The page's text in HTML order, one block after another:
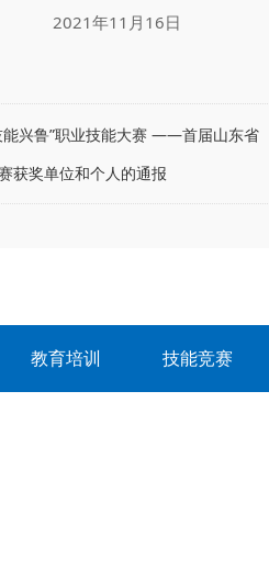
月16日
能兴鲁”职业技能大赛 ——首届山东省
获奖单位和个人的通报
教育培训 技能竞赛